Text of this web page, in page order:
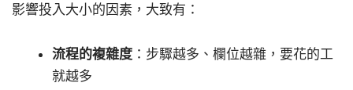
影響投入大小的因素，大致有：
流程的複雜度 ：步驟越多、欄位越雜，要花的工
就越多